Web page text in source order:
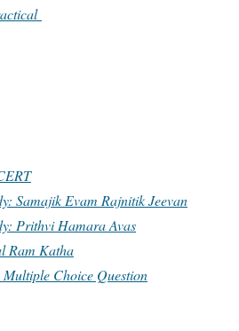
Samajik Evam Rajnitik Jeevan
Prithvi Hamara Avas
Ram Katha
Multiple Choice Question